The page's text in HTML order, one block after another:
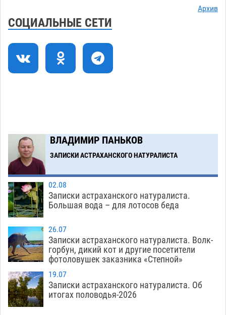
573
16:24
Игорь Редькин проинспектировал
земельного массива для льготников
14:44
Астраханские кутилы сменили барные стойки
на полицейские дежурки
Архив
СОЦИАЛЬНЫЕ СЕТИ
ВЛАДИМИР ПАНЬКОВ
ЗАПИСКИ АСТРАХАНСКОГО НАТУРАЛИСТА
02.08
Записки астраханского натуралиста.
Большая вода – для лотосов беда
26.07
Записки астраханского натуралиста. Волк-
горбун, дикий кот и другие посетители
фотоловушек заказника «Степной»
19.07
Записки астраханского натуралиста. Об
итогах половодья-2026